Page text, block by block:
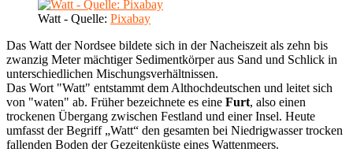
Watt - Quelle: Pixabay
Das Watt der Nordsee bildete sich in der Nacheiszeit als zehn bis
zwanzig Meter mächtiger Sedimentkörper aus Sand und Schlick in
unterschiedlichen Mischungsverhältnissen.
Das Wort "Watt" entstammt dem Althochdeutschen und leitet sich
von "waten" ab. Früher bezeichnete es eine Furt, also einen
trockenen Übergang zwischen Festland und einer Insel. Heute
umfasst der Begriff „Watt“ den gesamten bei Niedrigwasser trocken
fallenden Boden der Gezeitenküste eines Wattenmeers.